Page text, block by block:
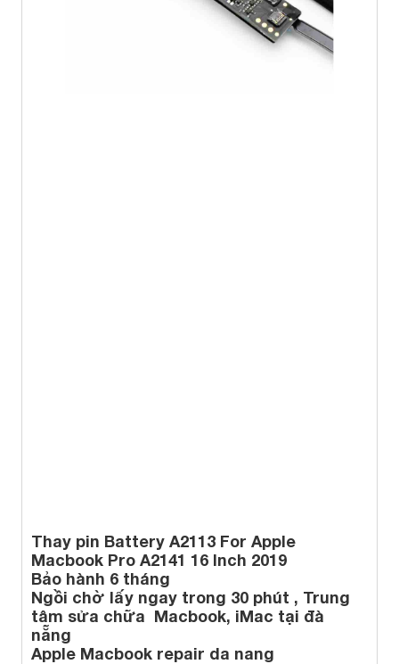
Thay pin Battery A2113 For Apple
Macbook Pro A2141 16 Inch 2019
Bảo hành 6 tháng
Ngồi chờ lấy ngay trong 30 phút , Trung
tâm sửa chữa Macbook, iMac tại đà
nẵng
Apple Macbook repair da nang